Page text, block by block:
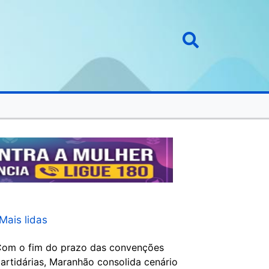
lidas
o fim do prazo das convenções
Maranhão consolida cenário